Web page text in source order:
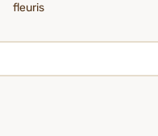
fleuris